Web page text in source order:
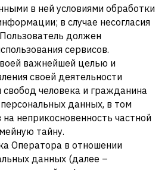
в ней условиями обработки
в случае несогласия
должен
сервисов.
важнейшей целью и
своей деятельности
человека и гражданина
данных, в том
неприкосновенность частной
тайну.
Оператора в отношении
данных (далее –